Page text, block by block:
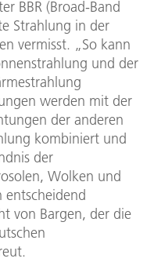
BBR (Broad-Band
Strahlung in der
vermisst. „So kann
und der
werden mit der
der anderen
kombiniert und
der
Wolken und
entscheidend
von Bargen, der die